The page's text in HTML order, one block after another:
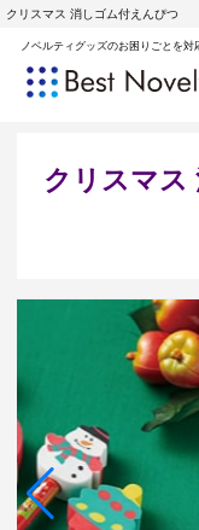
クリスマス 消しゴム付えんぴつ
ノベルティグッズのお困りごとを
クリスマス